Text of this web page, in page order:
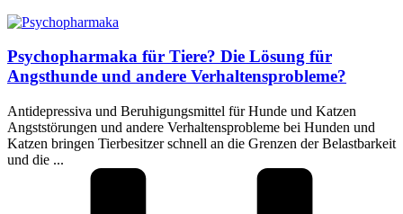
Psychopharmaka für Tiere? Die Lösung für
Angsthunde und andere Verhaltensprobleme?
Antidepressiva und Beruhigungsmittel für Hunde und Katzen
Angststörungen und andere Verhaltensprobleme bei Hunden und
Katzen bringen Tierbesitzer schnell an die Grenzen der Belastbarkeit
und die ...